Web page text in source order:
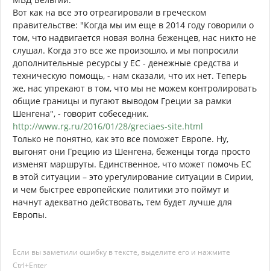
Вот как на все это отреагировали в греческом
правительстве: "Когда мы им еще в 2014 году говорили о
том, что надвигается новая волна беженцев, нас никто не
слушал. Когда это все же произошло, и мы попросили
дополнительные ресурсы у ЕС - денежные средства и
техническую помощь, - нам сказали, что их нет. Теперь
же, нас упрекают в том, что мы не можем контролировать
общие границы и пугают выводом Греции за рамки
Шенгена", - говорит собеседник.
http://www.rg.ru/2016/01/28/greciaes-site.html
Только не понятно, как это все поможет Европе. Ну,
выгонят они Грецию из Шенгена, беженцы тогда просто
изменят маршруты. Единственное, что может помочь ЕС
в этой ситуации – это урегулирование ситуации в Сирии,
и чем быстрее европейские политики это поймут и
начнут адекватно действовать, тем будет лучше для
Европы.
Если вы заметили ошибку в тексте, выделите его и нажмите
Ctrl+Enter